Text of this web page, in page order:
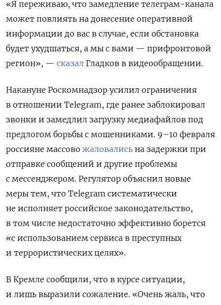
«Я переживаю, что замедление телеграм-канала
может повлиять на донесение оперативной
информации до вас в случае, если обстановка
будет ухудшаться, а мы с вами — прифронтовой
регион», — сказал Гладков в видеообращении.
Накануне Роскомнадзор усилил ограничения
в отношении Telegram, где ранее заблокировал
звонки и замедлил загрузку медиафайлов под
предлогом борьбы с мошенниками. 9–10 февраля
россияне массово жаловались на задержки при
отправке сообщений и другие проблемы
с мессенджером. Регулятор объяснил новые
меры тем, что Telegram систематически
не исполняет российское законодательство,
в том числе недостаточно эффективно борется
«с использованием сервиса в преступных
и террористических целях».
В Кремле сообщили, что в курсе ситуации,
и лишь выразили сожаление. «Очень жаль, что